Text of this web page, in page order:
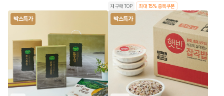
재구매TOP 최대 15% 중복쿠폰
박스특가 박스특가